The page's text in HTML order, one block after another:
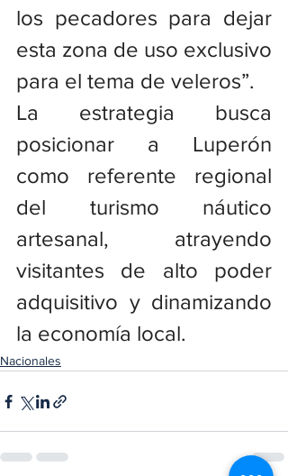
los pecadores para dejar
esta zona de uso exclusivo
para el tema de veleros”.
La estrategia busca
posicionar a Luperón
como referente regional
del turismo náutico
artesanal, atrayendo
visitantes de alto poder
adquisitivo y dinamizando
la economía local.
Nacionales